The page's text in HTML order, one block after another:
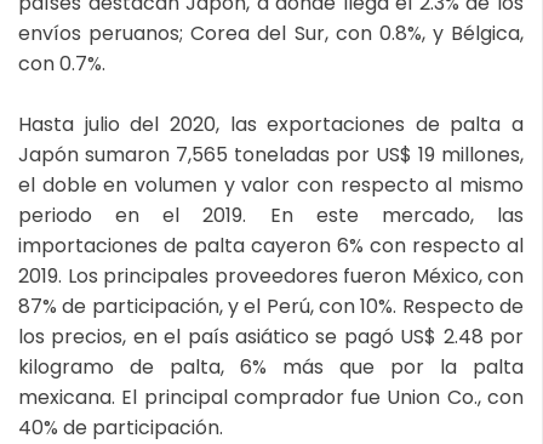
envíos peruanos; Corea del Sur, con 0.8%, y Bélgica,
con 0.7%.
Hasta julio del 2020, las exportaciones de palta a
Japón sumaron 7,565 toneladas por US$ 19 millones,
el doble en volumen y valor con respecto al mismo
periodo en el 2019. En este mercado, las
importaciones de palta cayeron 6% con respecto al
2019. Los principales proveedores fueron México, con
87% de participación, y el Perú, con 10%. Respecto de
los precios, en el país asiático se pagó US$ 2.48 por
kilogramo de palta, 6% más que por la palta
mexicana. El principal comprador fue Union Co., con
40% de participación.